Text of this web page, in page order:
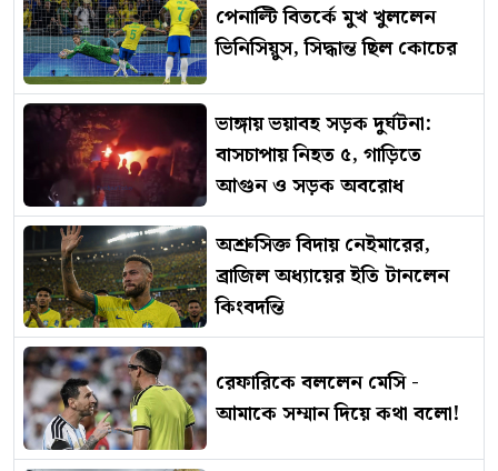
পেনাল্টি বিতর্কে মুখ খুললেন
ভিনিসিয়ুস, সিদ্ধান্ত ছিল কোচের
ভাঙ্গায় ভয়াবহ সড়ক দুর্ঘটনা:
বাসচাপায় নিহত ৫, গাড়িতে
আগুন ও সড়ক অবরোধ
অশ্রুসিক্ত বিদায় নেইমারের,
ব্রাজিল অধ্যায়ের ইতি টানলেন
কিংবদন্তি
রেফারিকে বললেন মেসি -
আমাকে সম্মান দিয়ে কথা বলো!